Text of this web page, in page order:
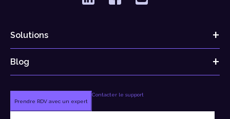
Solutions
Blog
Prendre RDV avec un expert
Contacter le support